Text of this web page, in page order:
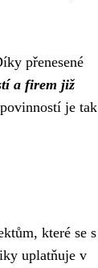
přenesené
a firem již
je tak
které se s
uplatňuje v